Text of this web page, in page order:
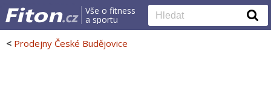
Vše o fitness
a sportu
< Prodejny České Budějovice